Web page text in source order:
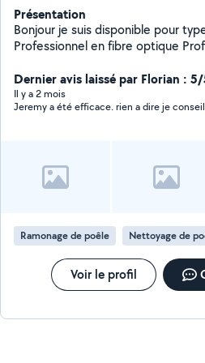
Présentation
Bonjour je suis disponible pour
Professionnel en fibre optique
Dernier avis laissé par Florian :
Il y a 2 mois
Jeremy a été efficace. rien a dire je
Ramonage de poêle Nettoyage de
Voir le profil